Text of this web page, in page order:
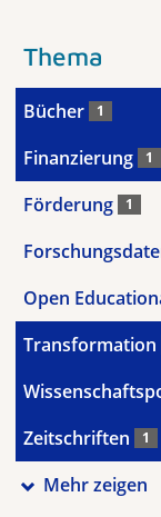
Thema
Bücher 1
Finanzierung 1
Förderung 1
Open
Transformation
Zeitschriften 1
Mehr zeigen